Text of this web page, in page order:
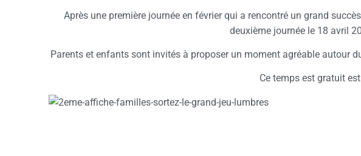
Après une première journée en février qui a rencontré un grand
deuxième journée le 18 avril
Parents et enfants sont invités à proposer un moment agréable autour
Ce temps est gratuit